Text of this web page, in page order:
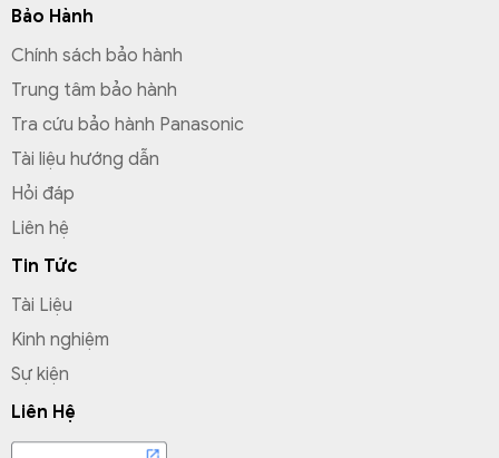
Bảo Hành
Chính sách bảo hành
Trung tâm bảo hành
Tra cứu bảo hành Panasonic
Tài liệu hướng dẫn
Hỏi đáp
Liên hệ
Tin Tức
Tài Liệu
Kinh nghiệm
Sự kiện
Liên Hệ